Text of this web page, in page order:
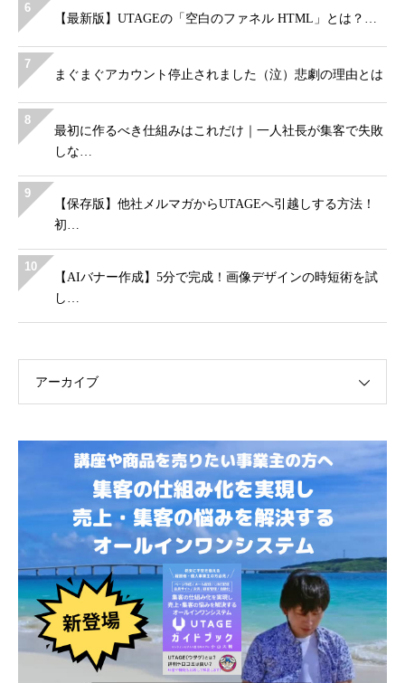
6
【最新版】UTAGEの「空白のファネル HTML」とは？…
7
まぐまぐアカウント停止されました（泣）悲劇の理由とは
8
最初に作るべき仕組みはこれだけ｜一人社長が集客で失敗
しな…
9
【保存版】他社メルマガからUTAGEへ引越しする方法！
初…
10
【AIバナー作成】5分で完成！画像デザインの時短術を試
し…
アーカイブ